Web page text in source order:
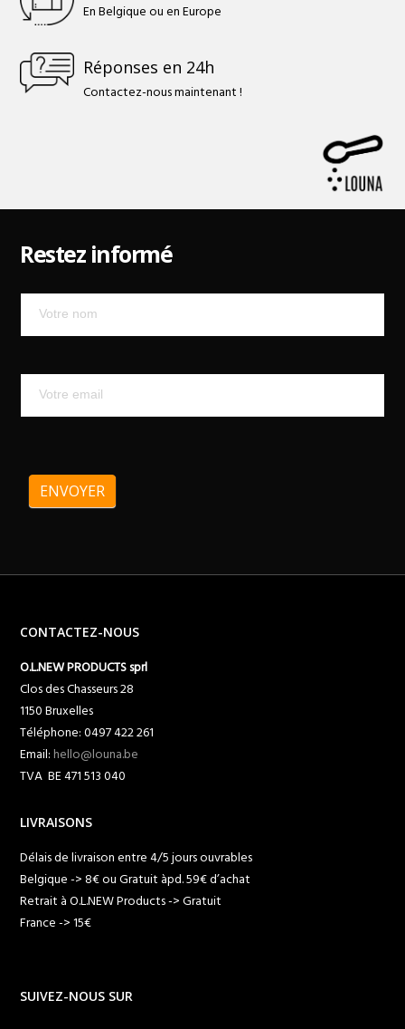
En Belgique ou en Europe
Réponses en 24h
Contactez-nous maintenant !
Restez informé
ENVOYER
CONTACTEZ-NOUS
O.L.NEW PRODUCTS sprl
Clos des Chasseurs 28
1150 Bruxelles
Téléphone: 0497 422 261
Email:hello@louna.be
TVA BE 471 513 040
LIVRAISONS
Délais de livraison entre 4/5 jours ouvrables
Belgique -> 8€ ou Gratuit àpd. 59€ d’achat
Retrait à O.L.NEW Products -> Gratuit
France -> 15€
SUIVEZ-NOUS SUR